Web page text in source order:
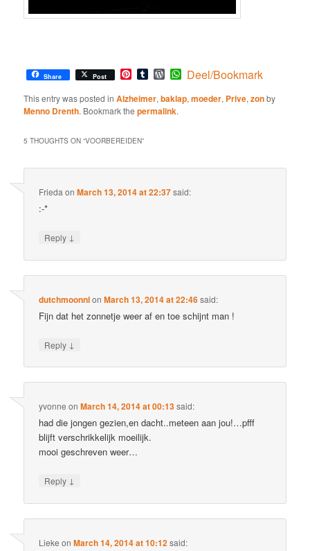
Share Post Pinterest
TumblrWordPress
WhatsApp
Deel/Bookmark
This entry was posted inAlzheimer,baklap,moeder, Prive,zonby
Menno Drenth. Bookmark thepermalink.
5 THOUGHTS ON “VOORBEREIDEN”
Frieda onMarch 13, 2014 at 22:37said:
:-*
Reply ↓
dutchmoonnlonMarch 13, 2014 at 22:46said:
Fijn dat het zonnetje weer af en toe schijnt man !
Reply ↓
yvonne onMarch 14, 2014 at 00:13said:
had die jongen gezien,en dacht..meteen aan jou!…pfff
blijft verschrikkelijk moeilijk.
mooi geschreven weer…
Reply ↓
Lieke onMarch 14, 2014 at 10:12said: